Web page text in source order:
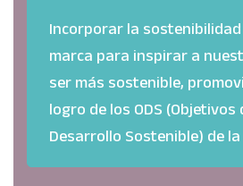
Incorporar la
marca para inspirar a
ser más sostenible,
logro de los ODS (Objetivos
Desarrollo Sostenible) de la